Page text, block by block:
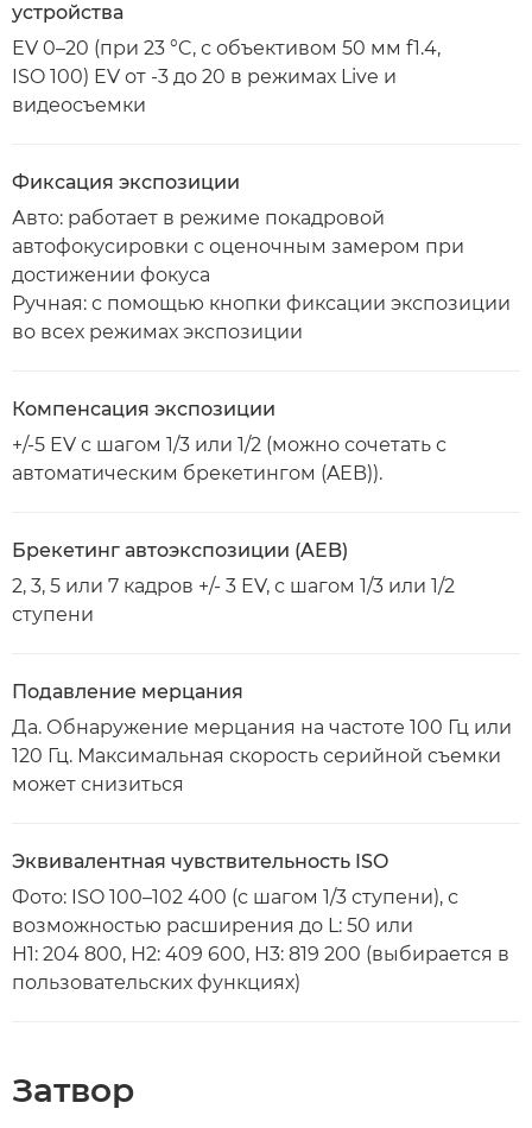
устройства
EV 0–20 (при 23 °C, с объективом 50 мм f1.4,
ISO 100) EV от -3 до 20 в режимах Live и
видеосъемки
Фиксация экспозиции
Авто: работает в режиме покадровой
автофокусировки с оценочным замером при
достижении фокуса
Ручная: с помощью кнопки фиксации экспозиции
во всех режимах экспозиции
Компенсация экспозиции
+/-5 EV с шагом 1/3 или 1/2 (можно сочетать с
автоматическим брекетингом (AEB)).
Брекетинг автоэкспозиции (AEB)
2, 3, 5 или 7 кадров +/- 3 EV, с шагом 1/3 или 1/2
ступени
Подавление мерцания
Да. Обнаружение мерцания на частоте 100 Гц или
120 Гц. Максимальная скорость серийной съемки
может снизиться
Эквивалентная чувствительность ISO
Фото: ISO 100–102 400 (с шагом 1/3 ступени), с
возможностью расширения до L: 50 или
H1: 204 800, H2: 409 600, H3: 819 200 (выбирается в
пользовательских функциях)
Затвор